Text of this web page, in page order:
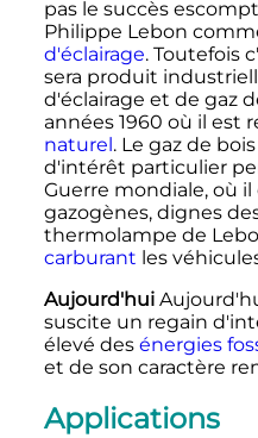
pas le succès
Philippe Lebon
d'éclairage. Toutefois
sera produit
d'éclairage et de gaz
années 1960 où il est
naturel. Le gaz de
d'intérêt particulier
Guerre mondiale, où
gazogènes, dignes
thermolampe de
carburant les
Aujourd'hui
suscite un regain
élevé des énergies
et de son caractère
Applications